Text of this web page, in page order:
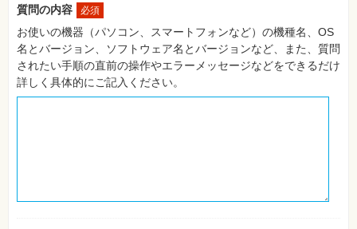
自
作・
パ
ソ
コ
ン・
ホ
ビ
ー
質問の内容 必須
お使いの機器（パソコン、スマートフォンなど）の機種名、OS
名とバージョン、ソフトウェア名とバージョンなど、また、質問
されたい手順の直前の操作やエラーメッセージなどをできるだけ
詳しく具体的にご記入ください。